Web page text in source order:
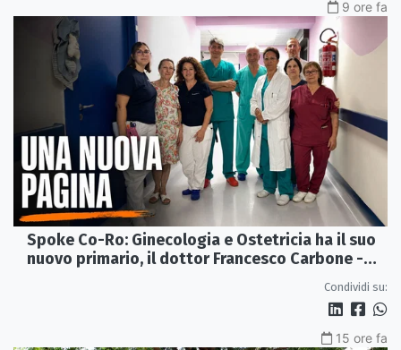
9 ore fa
Spoke Co-Ro: Ginecologia e Ostetricia ha il suo
nuovo primario, il dottor Francesco Carbone -
Condividi su:
15 ore fa